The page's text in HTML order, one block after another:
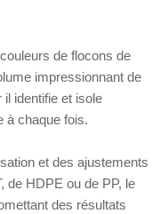
de flocons de
impressionnant de
identifie et isole
à chaque fois.
et des ajustements
de HDPE ou de PP, le
des résultats